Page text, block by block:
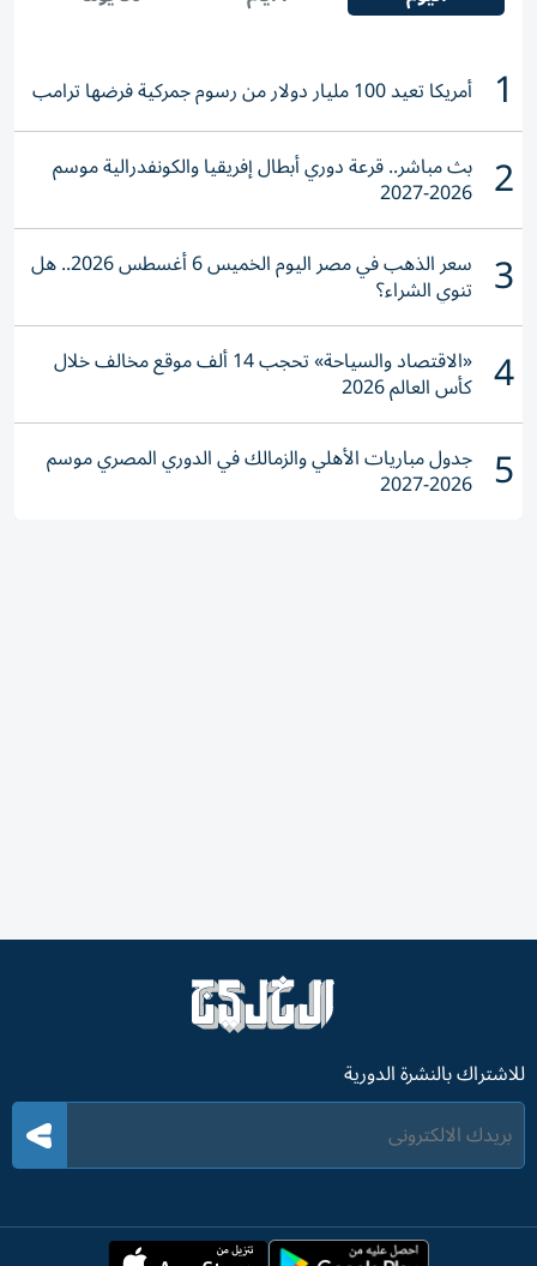
1 أمريكا تعيد 100 مليار دولار من رسوم جمركية فرضها ترامب
2 بث مباشر.. قرعة دوري أبطال إفريقيا والكونفدرالية موسم
2026-2027
3 سعر الذهب في مصر اليوم الخميس 6 أغسطس 2026.. هل
تنوي الشراء؟
4 «الاقتصاد والسياحة» تحجب 14 ألف موقع مخالف خلال
كأس العالم 2026
5 جدول مباريات الأهلي والزمالك في الدوري المصري موسم
2026-2027
للاشتراك بالنشرة الدورية